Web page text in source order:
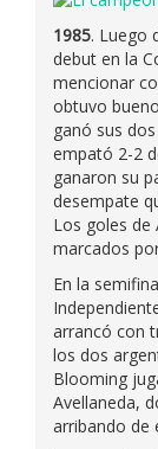
1985. Luego
debut en la
mencionar
obtuvo
ganó sus
empató 2-2
ganaron su
desempate
Los goles de
marcados
En la
arrancó con
los dos
Blooming
Avellaneda,
arribando de